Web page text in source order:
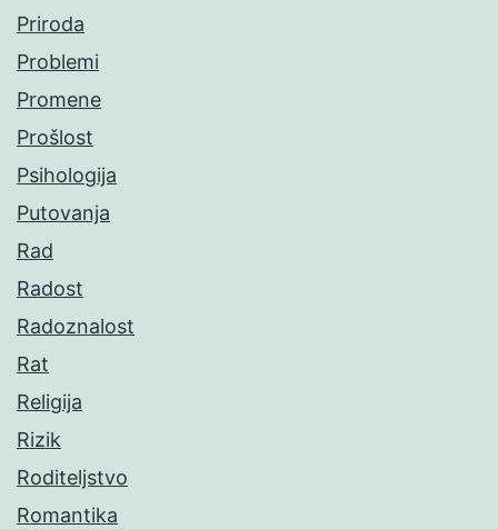
Priroda
Problemi
Promene
Prošlost
Psihologija
Putovanja
Rad
Radost
Radoznalost
Rat
Religija
Rizik
Roditeljstvo
Romantika